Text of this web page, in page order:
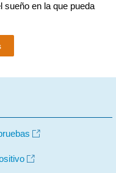
sueño en la que pueda